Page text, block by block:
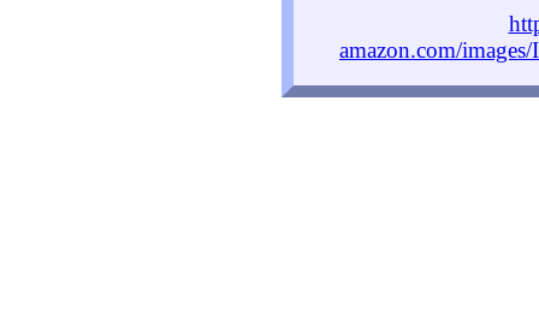
amazon.com/